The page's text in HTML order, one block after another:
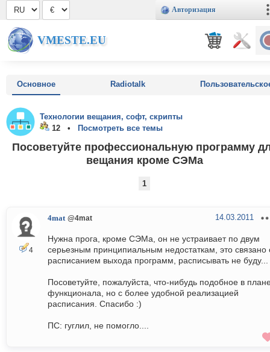
Авторизация
VMESTE.EU
Основное Radiotalk
Технологии вещания, софт, скрипты
12 •
Посмотреть все темы
Посоветуйте профессиональную программу
вещания кроме СЭМа
1
4
4mat @4mat 14.03.2011
Нужна прога, кроме СЭМа, он не устраивает по двум
серьезным принципиальным недостаткам, это связано
расписанием выхода программ, расписывать не буду...
Посоветуйте, пожалуйста, что-нибудь подобное в
функционала, но с более удобной реализацией
расписания. Спасибо :)
ПС: гуглил, не помогло....